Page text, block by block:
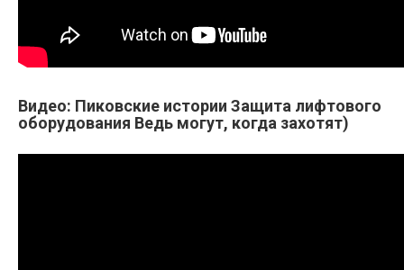
Видео: Пиковские истории Защита лифтового
оборудования Ведь могут, когда захотят)